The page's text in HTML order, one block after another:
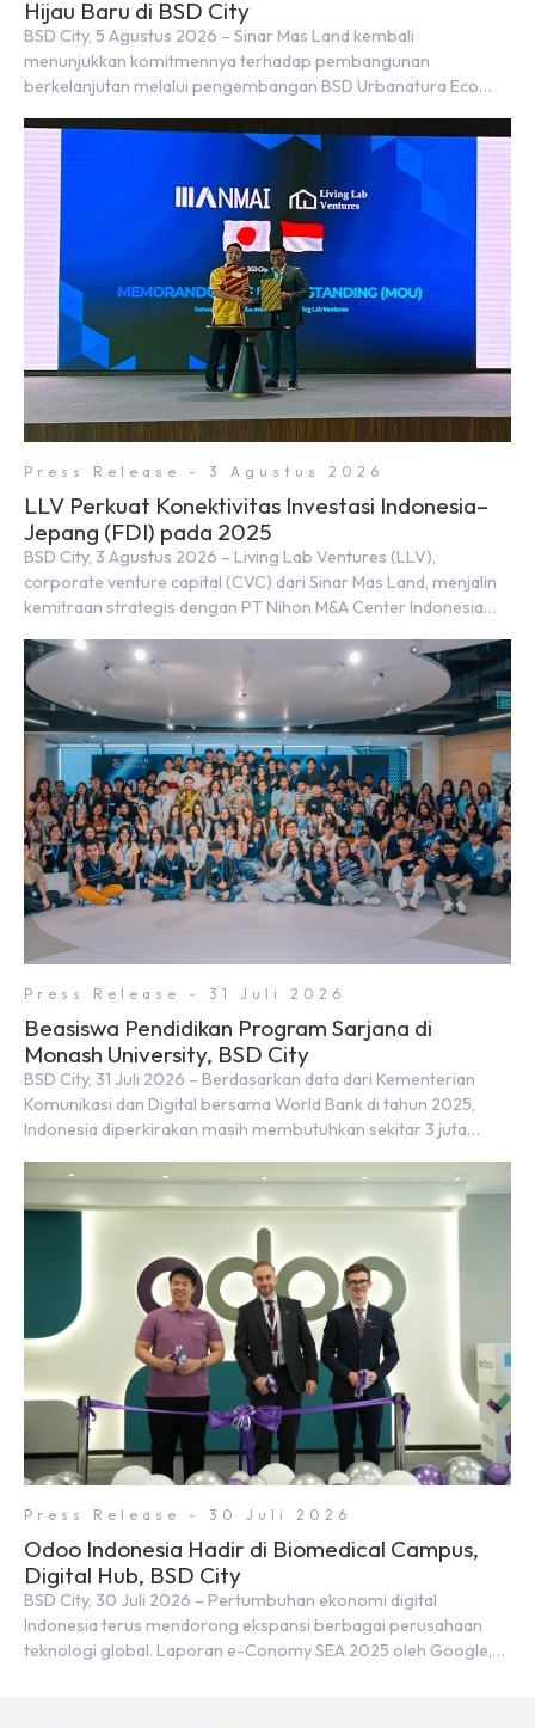
Hijau Baru di BSD City
BSD City, 5 Agustus 2026 – Sinar Mas Land kembali
menunjukkan komitmennya terhadap pembangunan
berkelanjutan melalui pengembangan BSD Urbanatura Eco
jalur sungai sepanjang 1,5 km yang dikelilingi lanskap tropis
Pathway. Transformasi ini merupakan bagian dari upaya
perusahaan untuk […]
Press Release - 3 Agustus 2026
LLV Perkuat Konektivitas Investasi Indonesia–
Jepang (FDI) pada 2025
BSD City, 3 Agustus 2026 – Living Lab Ventures (LLV),
corporate venture capital (CVC) dari Sinar Mas Land, menjalin
kemitraan strategis dengan PT Nihon M&A Center Indonesia
tersebut ditandai dengan penandatanganan Memorandum of
Understanding (MoU) oleh Bayu Seto (Partner at Living Lab
Ventures) dan Kosuke Kawata […]
Press Release - 31 Juli 2026
Beasiswa Pendidikan Program Sarjana di
Monash University, BSD City
BSD City, 31 Juli 2026 – Berdasarkan data dari Kementerian
Komunikasi dan Digital bersama World Bank di tahun 2025,
Indonesia diperkirakan masih membutuhkan sekitar 3 juta
tenaga digital baru setiap tahunnya untuk mendukung
percepatan transformasi digital di berbagai sektor strategis.
Kebutuhan tersebut menjadikan pengembangan sumber daya
Press Release - 30 Juli 2026
Odoo Indonesia Hadir di Biomedical Campus,
Digital Hub, BSD City
BSD City, 30 Juli 2026 – Pertumbuhan ekonomi digital
Indonesia terus mendorong ekspansi berbagai perusahaan
teknologi global. Laporan e-Conomy SEA 2025 oleh Google,